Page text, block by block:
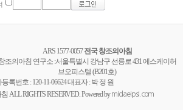
ARS 1577-0057전국 창조의아침
조의아침 연구소 :서울특별시 강남구 선릉로 431 에스케이허
브오피스텔 (B201호)
록번호 : 120-11-06624 대표자 : 박 정 원
ALL RIGHTS RESERVED. Powered bymidaeipsi.com